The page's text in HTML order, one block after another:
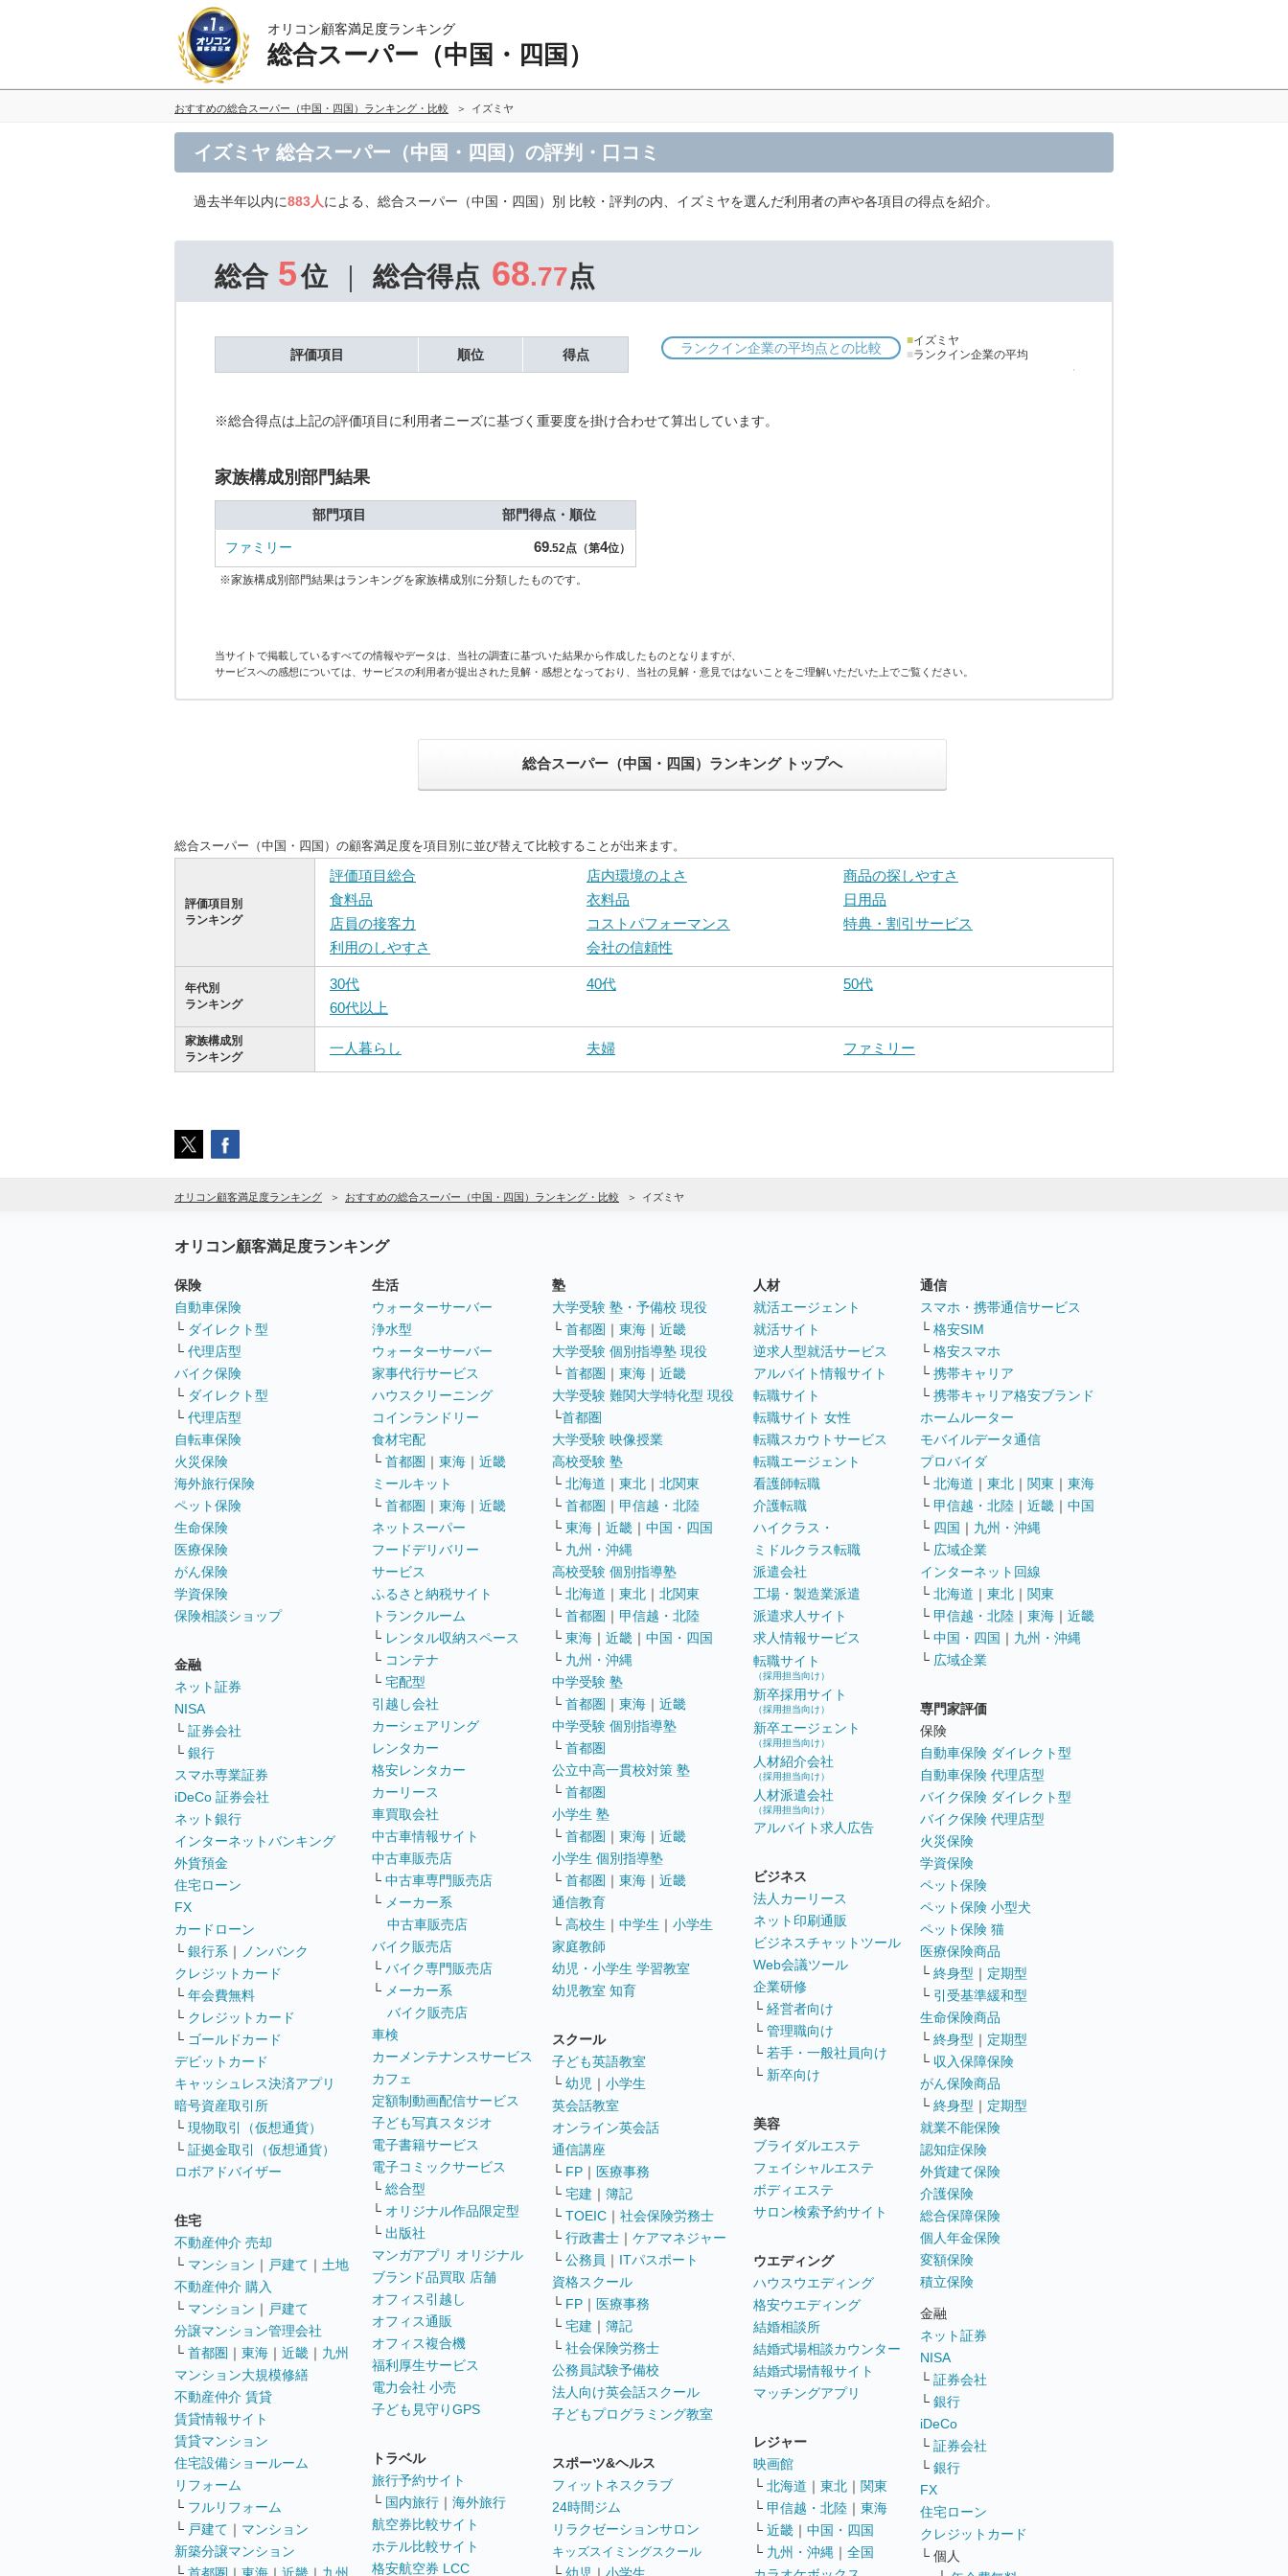
オリコン顧客満足度ランキング
総合スーパー（中国・四国）
おすすめの総合スーパー（中国・四国）ランキング・比較 イズミヤ
イズミヤ 総合スーパー（中国・四国）の評判・口コミ
過去半年以内に883人による、総合スーパー（中国・四国）別 比較・評判の内、イズミヤを選んだ利用者の声や各項目の得点を紹介。
総合 5位 総合得点 68.77点
評価項目 順位 得点 ランクイン企業の平均点との比較 ■イズミヤ
■ランクイン企業の平均
※総合得点は上記の評価項目に利用者ニーズに基づく重要度を掛け合わせて算出しています。
家族構成別部門結果
部門項目 部門得点・順位
ファミリー 69.52点（第4位）
※家族構成別部門結果はランキングを家族構成別に分類したものです。
当サイトで掲載しているすべての情報やデータは、当社の調査に基づいた結果から作成したものとなりますが、
サービスへの感想については、サービスの利用者が提出された見解・感想となっており、当社の見解・意見ではないことをご理解いただいた上でご覧ください。
総合スーパー（中国・四国）ランキング トップへ
総合スーパー（中国・四国）の顧客満足度を項目別に並び替えて比較することが出来ます。
評価項目別
ランキング
評価項目総合 店内環境のよさ
商品の探しやすさ
食料品
衣料品
日用品
店員の接客力
コストパフォーマンス
特典・割引サービス
利用のしやすさ
会社の信頼性
年代別
ランキング
30代 40代
50代
60代以上
家族構成別
ランキング
一人暮らし 夫婦 ファミリー
オリコン顧客満足度ランキング おすすめの総合スーパー（中国・四国）ランキング・比較 イズミヤ
オリコン顧客満足度ランキング
保険
自動車保険
└ ダイレクト型
└ 代理店型
バイク保険
└ ダイレクト型
└ 代理店型
自転車保険
火災保険
海外旅行保険
ペット保険
生命保険
医療保険
がん保険
学資保険
保険相談ショップ
金融
ネット証券
NISA
└ 証券会社
└ 銀行
スマホ専業証券
iDeCo 証券会社
ネット銀行
インターネットバンキング
外貨預金
住宅ローン
FX
カードローン
└ 銀行系 ｜
ノンバンク
クレジットカード
└ 年会費無料
└ クレジットカード
└ ゴールドカード
デビットカード
キャッシュレス決済アプリ
暗号資産取引所
└ 現物取引（仮想通貨）
└ 証拠金取引（仮想通貨）
ロボアドバイザー
住宅
不動産仲介 売却
└ マンション ｜ 戸建て ｜ 土地
不動産仲介 購入
└ マンション ｜ 戸建て
分譲マンション管理会社
└ 首都圏 ｜ 東海 ｜ 近畿 ｜ 九州
マンション大規模修繕
不動産仲介 賃貸
賃貸情報サイト
賃貸マンション
住宅設備ショールーム
リフォーム
└ フルリフォーム
└ 戸建て ｜ マンション
新築分譲マンション
生活
ウォーターサーバー
浄水型
ウォーターサーバー
家事代行サービス
ハウスクリーニング
コインランドリー
食材宅配
└ 首都圏 ｜ 東海 ｜ 近畿
ミールキット
└ 首都圏 ｜ 東海 ｜ 近畿
ネットスーパー
フードデリバリー
サービス
ふるさと納税サイト
トランクルーム
└ レンタル収納スペース
└ コンテナ
└ 宅配型
引越し会社
カーシェアリング
レンタカー
格安レンタカー
カーリース
車買取会社
中古車情報サイト
中古車販売店
└ 中古車専門販売店
└ メーカー系
中古車販売店
バイク販売店
└ バイク専門販売店
└ メーカー系
バイク販売店
車検
カーメンテナンスサービス
カフェ
定額制動画配信サービス
子ども写真スタジオ
電子書籍サービス
電子コミックサービス
└ 総合型
└ オリジナル作品限定型
└ 出版社
マンガアプリ オリジナル
ブランド品買取 店舗
オフィス引越し
オフィス通販
オフィス複合機
福利厚生サービス
電力会社 小売
子ども見守りGPS
トラベル
旅行予約サイト
└ 国内旅行 ｜ 海外旅行
航空券比較サイト
ホテル比較サイト
格安航空券 LCC
塾
大学受験 塾・予備校 現役
└ 首都圏 ｜ 東海 ｜ 近畿
大学受験 個別指導塾 現役
└ 首都圏 ｜ 東海 ｜ 近畿
大学受験 難関大学特化型 現役
└首都圏
大学受験 映像授業
高校受験 塾
└ 北海道 ｜ 東北 ｜ 北関東
└ 首都圏 ｜ 甲信越・北陸
└ 東海 ｜ 近畿 ｜ 中国・四国
└ 九州・沖縄
高校受験 個別指導塾
└ 北海道 ｜ 東北 ｜ 北関東
└ 首都圏 ｜ 甲信越・北陸
└ 東海 ｜ 近畿 ｜ 中国・四国
└ 九州・沖縄
中学受験 塾
└ 首都圏 ｜ 東海 ｜ 近畿
中学受験 個別指導塾
└ 首都圏
公立中高一貫校対策 塾
└ 首都圏
小学生 塾
└ 首都圏 ｜ 東海 ｜ 近畿
小学生 個別指導塾
└ 首都圏 ｜ 東海 ｜ 近畿
通信教育
└ 高校生 ｜ 中学生 ｜ 小学生
家庭教師
幼児・小学生 学習教室
幼児教室 知育
スクール
子ども英語教室
└ 幼児 ｜ 小学生
英会話教室
オンライン英会話
通信講座
└ FP ｜ 医療事務
└ 宅建 ｜ 簿記
└ TOEIC ｜ 社会保険労務士
└ 行政書士 ｜ ケアマネジャー
└ 公務員 ｜ ITパスポート
資格スクール
└ FP ｜ 医療事務
└ 宅建 ｜ 簿記
└ 社会保険労務士
公務員試験予備校
法人向け英会話スクール
子どもプログラミング教室
スポーツ&ヘルス
フィットネスクラブ
24時間ジム
リラクゼーションサロン
キッズスイミングスクール
人材
就活エージェント
就活サイト
逆求人型就活サービス
アルバイト情報サイト
転職サイト
転職サイト 女性
転職スカウトサービス
転職エージェント
看護師転職
介護転職
ハイクラス・
ミドルクラス転職
派遣会社
工場・製造業派遣
派遣求人サイト
求人情報サービス
転職サイト
（採用担当向け）
新卒採用サイト
（採用担当向け）
新卒エージェント
（採用担当向け）
人材紹介会社
（採用担当向け）
人材派遣会社
（採用担当向け）
アルバイト求人広告
ビジネス
法人カーリース
ネット印刷通販
ビジネスチャットツール
Web会議ツール
企業研修
└ 経営者向け
└ 管理職向け
└ 若手・一般社員向け
└ 新卒向け
美容
ブライダルエステ
フェイシャルエステ
ボディエステ
サロン検索予約サイト
ウエディング
ハウスウエディング
格安ウエディング
結婚相談所
結婚式場相談カウンター
結婚式場情報サイト
マッチングアプリ
レジャー
映画館
└ 北海道 ｜ 東北 ｜ 関東
└ 甲信越・北陸 ｜ 東海
└ 近畿 ｜ 中国・四国
└ 九州・沖縄 ｜ 全国
通信
スマホ・携帯通信サービス
└ 格安SIM
└ 格安スマホ
└ 携帯キャリア
└ 携帯キャリア格安ブランド
ホームルーター
モバイルデータ通信
プロバイダ
└ 北海道 ｜ 東北 ｜ 関東 ｜ 東海
└ 甲信越・北陸 ｜ 近畿 ｜ 中国
└ 四国 ｜ 九州・沖縄
└ 広域企業
インターネット回線
└ 北海道 ｜ 東北 ｜ 関東
└ 甲信越・北陸 ｜ 東海 ｜ 近畿
└ 中国・四国 ｜ 九州・沖縄
└ 広域企業
専門家評価
保険
自動車保険 ダイレクト型
自動車保険 代理店型
バイク保険 ダイレクト型
バイク保険 代理店型
火災保険
学資保険
ペット保険
ペット保険 小型犬
ペット保険 猫
医療保険商品
└ 終身型 ｜ 定期型
└ 引受基準緩和型
生命保険商品
└ 終身型 ｜ 定期型
└ 収入保障保険
がん保険商品
└ 終身型 ｜ 定期型
就業不能保険
認知症保険
外貨建て保険
介護保険
総合保障保険
個人年金保険
変額保険
積立保険
金融
ネット証券
NISA
└ 証券会社
└ 銀行
iDeCo
└ 証券会社
└ 銀行
FX
住宅ローン
クレジットカード
└ 個人